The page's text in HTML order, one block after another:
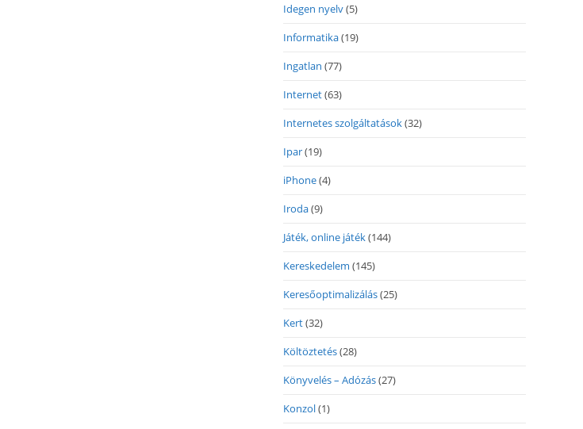
Idegen nyelv(5)
Informatika(19)
Ingatlan (77)
Internet(63)
Internetes szolgáltatások(32)
Ipar(19)
iPhone(4)
Iroda(9)
Játék, online játék(144)
Kereskedelem (145)
Keresőoptimalizálás(25)
Kert(32)
Költöztetés(28)
Könyvelés – Adózás(27)
Konzol(1)